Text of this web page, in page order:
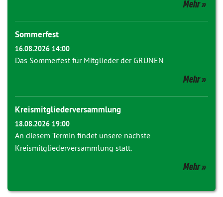
Mehr
Sommerfest
16.08.2026 14:00
Das Sommerfest für Mitglieder der GRÜNEN
Mehr
Kreismitgliederversammlung
18.08.2026 19:00
An diesem Termin findet unsere nächste
Kreismitgliederversammlung statt.
Mehr